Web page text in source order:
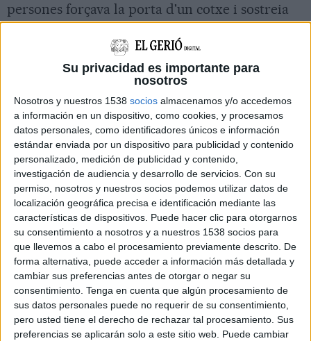
Su privacidad es importante para
nosotros
Nosotros y nuestros 1538 socios almacenamos y/o accedemos
a información en un dispositivo, como cookies, y procesamos
datos personales, como identificadores únicos e información
estándar enviada por un dispositivo para publicidad y contenido
personalizado, medición de publicidad y contenido,
investigación de audiencia y desarrollo de servicios. Con su
permiso, nosotros y nuestros socios podemos utilizar datos de
localización geográfica precisa e identificación mediante las
características de dispositivos. Puede hacer clic para otorgarnos
su consentimiento a nosotros y a nuestros 1538 socios para
que llevemos a cabo el procesamiento previamente descrito. De
forma alternativa, puede acceder a información más detallada y
cambiar sus preferencias antes de otorgar o negar su
consentimiento. Tenga en cuenta que algún procesamiento de
sus datos personales puede no requerir de su consentimiento,
pero usted tiene el derecho de rechazar tal procesamiento. Sus
preferencias se aplicarán solo a este sitio web. Puede cambiar
persones forçava la porta d'un cotxe i sostreia
voler marxar amb un vehicle.
En aquest moment agents dels mossos van
interceptar el cotxe i van identificar als dos
ocupants. Simultàniament, agents de la policia
local van comprovar que a la mateixa zona hi
havia quatre vehicles forçats.
A l'interior del cotxe dels delinqüents es van
trobar dos tornavisos, unes alicates i quatre
guants de plàstic, que els lladres utilitzarien per
forçar els vehicles. A més, els agents hi van
trobar cinc telèfons mòbils, una tablet, uns
altaveus i dues motxilles que constaven com a
sostrets.